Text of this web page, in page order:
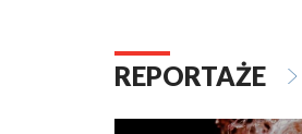
REPORTAŻE